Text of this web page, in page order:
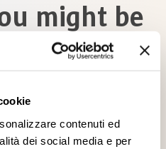
contenuti ed
dei social media e per
might be
in